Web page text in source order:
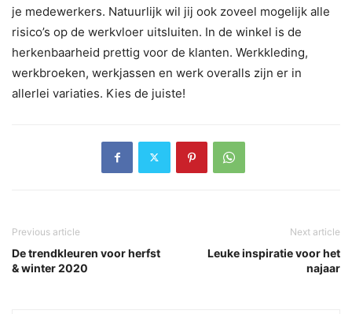
je medewerkers. Natuurlijk wil jij ook zoveel mogelijk alle
risico’s op de werkvloer uitsluiten. In de winkel is de
herkenbaarheid prettig voor de klanten. Werkkleding,
werkbroeken, werkjassen en werk overalls zijn er in
allerlei variaties. Kies de juiste!
Previous article
De trendkleuren voor herfst
& winter 2020
Next article
Leuke inspiratie voor het
najaar